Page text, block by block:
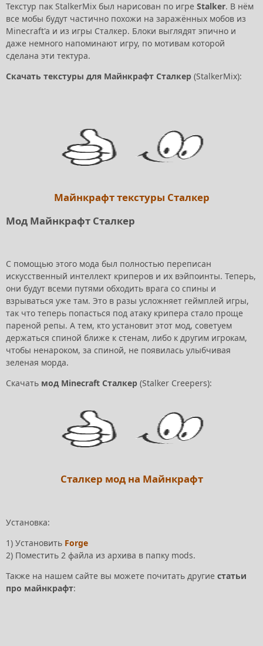
Текстур пак StalkerMix был нарисован по игре Stalker. В нём
все мобы будут частично похожи на заражённых мобов из
Minecraft'a и из игры Сталкер. Блоки выглядят эпично и
даже немного напоминают игру, по мотивам которой
сделана эти тектура.
Скачать текстуры для Майнкрафт Сталкер (StalkerMix):
Майнкрафт текстуры Сталкер
Мод Майнкрафт Сталкер
С помощью этого мода был полностью переписан
искусственный интеллект криперов и их вэйпоинты. Теперь,
они будут всеми путями обходить врага со спины и
взрываться уже там. Это в разы усложняет геймплей игры,
так что теперь попасться под атаку крипера стало проще
пареной репы. А тем, кто установит этот мод, советуем
держаться спиной ближе к стенам, либо к другим игрокам,
чтобы ненароком, за спиной, не появилась улыбчивая
зеленая морда.
Скачать мод Minecraft Сталкер (Stalker Creepers):
Сталкер мод на Майнкрафт
Установка:
1) Установить Forge
2) Поместить 2 файла из архива в папку mods.
Также на нашем сайте вы можете почитать другие статьи
про майнкрафт: